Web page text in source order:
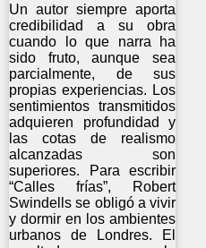
Un autor siempre aporta
credibilidad a su obra
cuando lo que narra ha
sido fruto, aunque sea
parcialmente, de sus
propias experiencias. Los
sentimientos transmitidos
adquieren profundidad y
las cotas de realismo
alcanzadas son
superiores. Para escribir
“Calles frías”, Robert
Swindells se obligó a vivir
y dormir en los ambientes
urbanos de Londres. El